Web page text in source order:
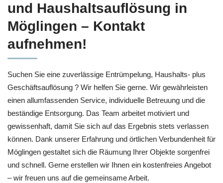
und Haushaltsauflösung in
Möglingen – Kontakt
aufnehmen!
Suchen Sie eine zuverlässige Entrümpelung, Haushalts- plus
Geschäftsauflösung ? Wir helfen Sie gerne. Wir gewährleisten
einen allumfassenden Service, individuelle Betreuung und die
beständige Entsorgung. Das Team arbeitet motiviert und
gewissenhaft, damit Sie sich auf das Ergebnis stets verlassen
können. Dank unserer Erfahrung und örtlichen Verbundenheit für
Möglingen gestaltet sich die Räumung Ihrer Objekte sorgenfrei
und schnell. Gerne erstellen wir Ihnen ein kostenfreies Angebot
– wir freuen uns auf die gemeinsame Arbeit.